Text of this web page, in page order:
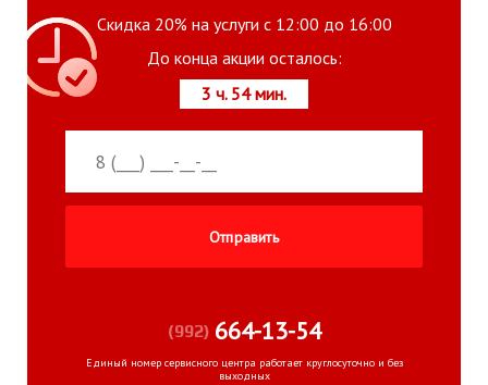
Скидка 20% на услуги с 12:00 до 16:00
До конца акции осталось:
3 ч. 54 мин.
(992) 664-13-54
Единый номер сервисного центра работает круглосуточно и без
выходных